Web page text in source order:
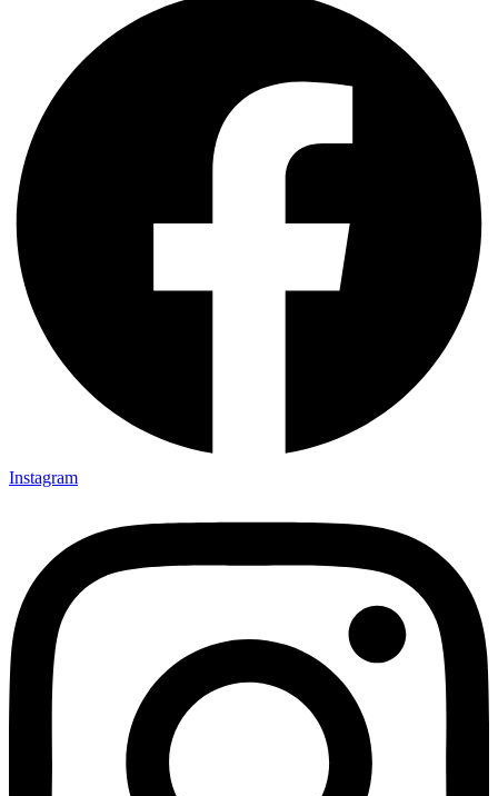
Instagram